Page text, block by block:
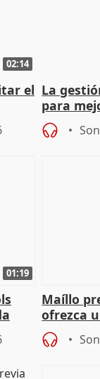
02:14
el La
para
01:19
Maíllo
ofrezca